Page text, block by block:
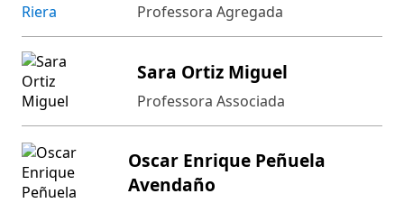
Professora Agregada
Sara Ortiz Miguel
Professora Associada
Oscar Enrique Peñuela
Avendaño